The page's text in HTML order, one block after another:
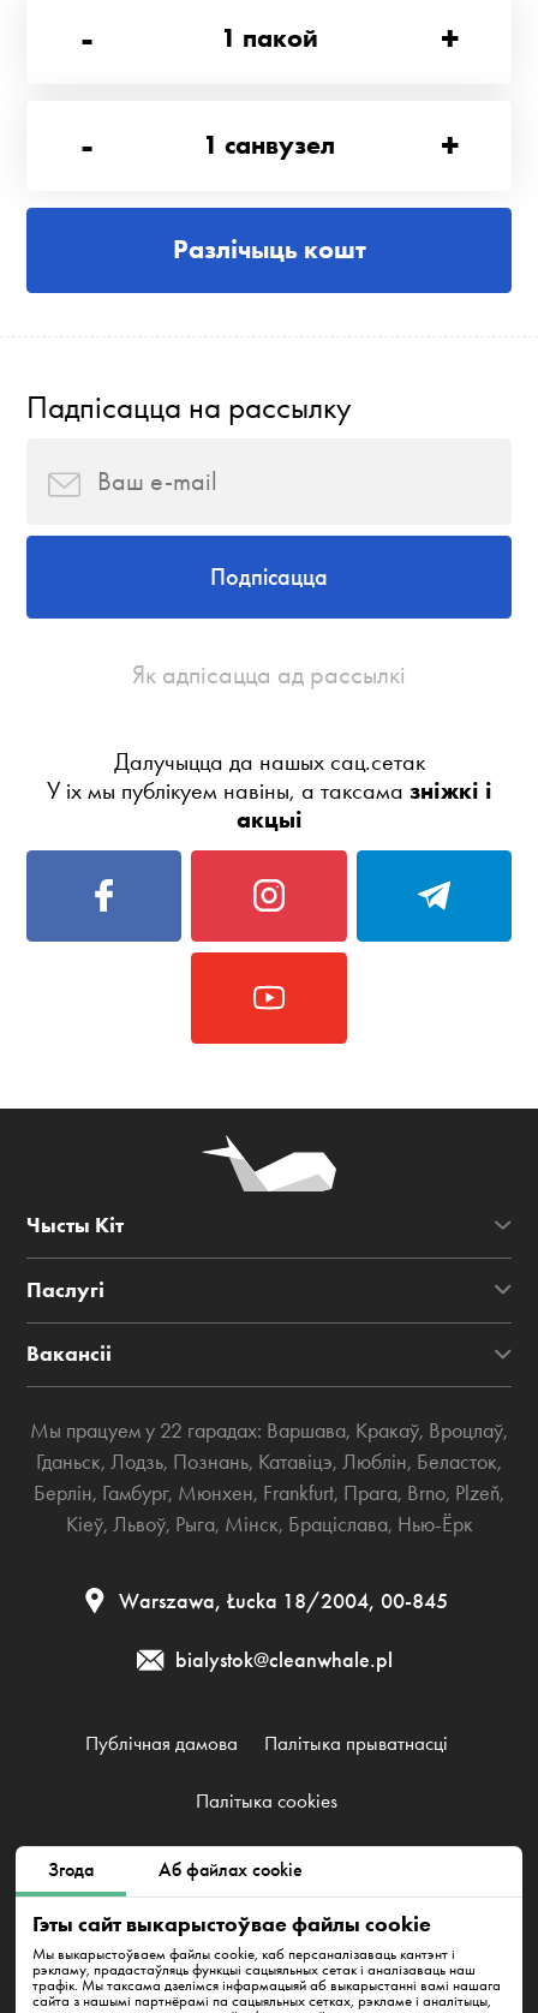
Згода Аб файлах cookie
Гэты сайт выкарыстоўвае файлы cookie
Мы выкарыстоўваем файлы cookie, каб персаналізаваць кантэнт і
рэкламу, прадастаўляць функцыі сацыяльных сетак і аналізаваць наш
трафік. Мы таксама дзелімся інфармацыяй аб выкарыстанні вамі нашага
сайта з нашымі партнёрамі па сацыяльных сетках, рэкламе і аналітыцы,
-
1 пакой +
- 1 санвузел +
Разлічыць кошт
Падпісацца на рассылку
Подпісацца
Як адпісацца ад рассылкі
Далучыцца да нашых сац.сетак
У іх мы публікуем навіны, а таксама зніжкі і
акцыі
Чысты Кіт
Паслугі
Вакансіі
Мы працуем у 22 гарадах: Варшава, Кракаў, Вроцлаў,
Гданьск, Лодзь, Познань, Катавіцэ, Люблін, Беласток,
Берлін, Гамбург, Мюнхен, Frankfurt, Прага, Brno, Plzeň,
Кіеў, Львоў, Рыга, Мінск, Браціслава, Нью-Ёрк
Warszawa, Łucka 18/2004, 00-845
bialystok@cleanwhale.pl
Публічная дамова Палітыка прыватнасці
Палітыка cookies
Clean Whale Sp. z o.o., KRS 0000868230, NIP: 6751738063,
REGON: 38745511400000
Warszawa, Łucka 18/2004, 00-845